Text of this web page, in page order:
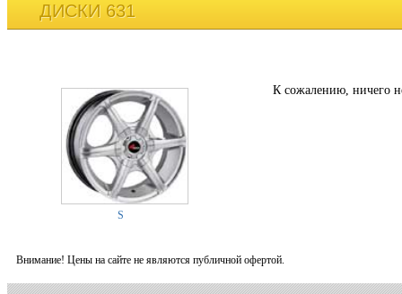
ДИСКИ 631
S
К сожалению, ничего
Внимание! Цены на сайте не являются публичной офертой.